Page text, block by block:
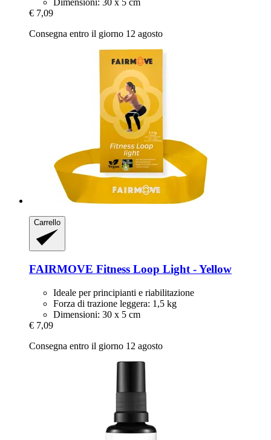
€ 7,09
Consegna entro il giorno 12 agosto
Carrello
FAIRMOVE Fitness Loop Light -​ Yellow
Ideale per principianti e riabilitazione
Forza di trazione leggera: 1,5 kg
Dimensioni: 30 x 5 cm
€ 7,09
Consegna entro il giorno 12 agosto